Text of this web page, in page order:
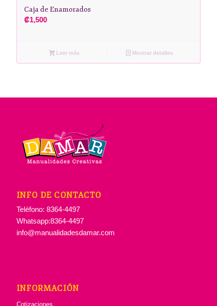
Caja de Enamorados
₡1,500
Leer más Mostrar detalles
INFO DE CONTACTO
Teléfono: 8364-4497
Whatsapp:8364-4497
info@manualidadesdamar.com
INFORMACIÓN
Cotizaciones